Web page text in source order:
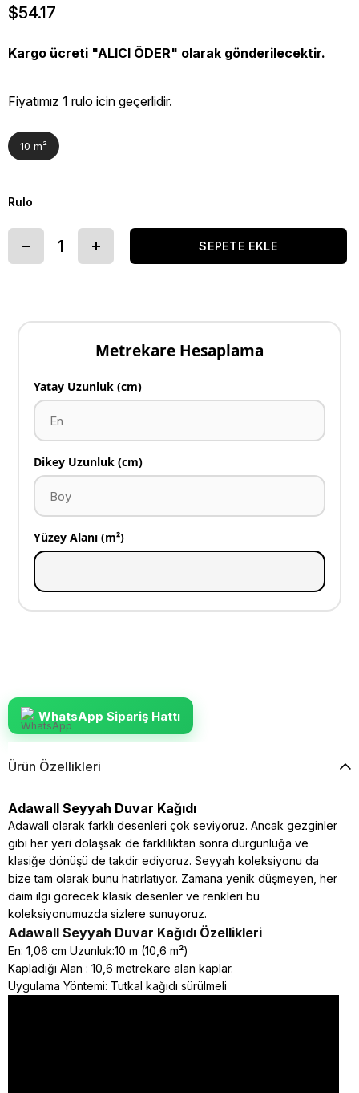
$54.17
Kargo ücreti "ALICI ÖDER" olarak gönderilecektir.
Fiyatımız 1 rulo icin geçerlidir.
10 m²
Rulo
Metrekare Hesaplama
Yatay Uzunluk (cm)
Dikey Uzunluk (cm)
Yüzey Alanı (m²)
WhatsApp Sipariş Hattı
Ürün Özellikleri
Adawall Seyyah Duvar Kağıdı
Adawall olarak farklı desenleri çok seviyoruz. Ancak gezginler
gibi her yeri dolaşsak de farklılıktan sonra durgunluğa ve
klasiğe dönüşü de takdir ediyoruz. Seyyah koleksiyonu da
bize tam olarak bunu hatırlatıyor. Zamana yenik düşmeyen, her
daim ilgi görecek klasik desenler ve renkleri bu
koleksiyonumuzda sizlere sunuyoruz.
Adawall Seyyah Duvar Kağıdı Özellikleri
En: 1,06 cm Uzunluk:10 m (10,6 m²)
Kapladığı Alan : 10,6 metrekare alan kaplar.
Uygulama Yöntemi: Tutkal kağıdı sürülmeli